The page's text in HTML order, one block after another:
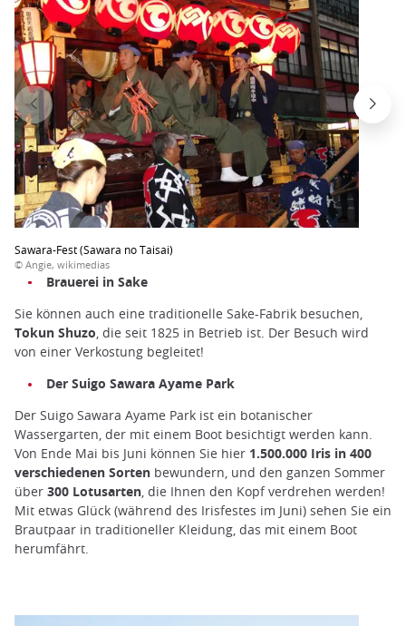
Sawara-Fest (Sawara no Taisai)
© Angie, wikimedias
Brauerei in Sake
Sie können auch eine traditionelle Sake-Fabrik besuchen,
Tokun Shuzo, die seit 1825 in Betrieb ist. Der Besuch wird
von einer Verkostung begleitet!
Der Suigo Sawara Ayame Park
Der Suigo Sawara Ayame Park ist ein botanischer
Wassergarten, der mit einem Boot besichtigt werden kann.
Von Ende Mai bis Juni können Sie hier 1.500.000 Iris in 400
verschiedenen Sorten bewundern, und den ganzen Sommer
über 300 Lotusarten, die Ihnen den Kopf verdrehen werden!
Mit etwas Glück (während des Irisfestes im Juni) sehen Sie ein
Brautpaar in traditioneller Kleidung, das mit einem Boot
herumfährt.